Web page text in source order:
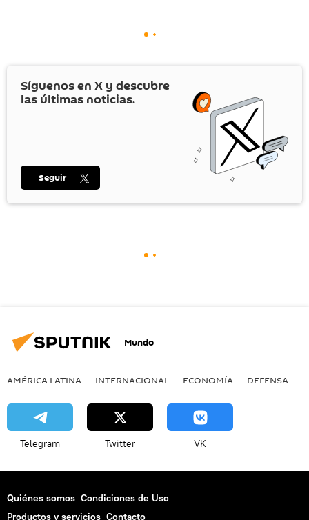
Síguenos en X y descubre
las últimas noticias.
Seguir
Mundo
AMÉRICA LATINA INTERNACIONAL ECONOMÍA DEFENSA
Telegram Twitter VK
Quiénes somos Condiciones de Uso
Productos y servicios Contacto